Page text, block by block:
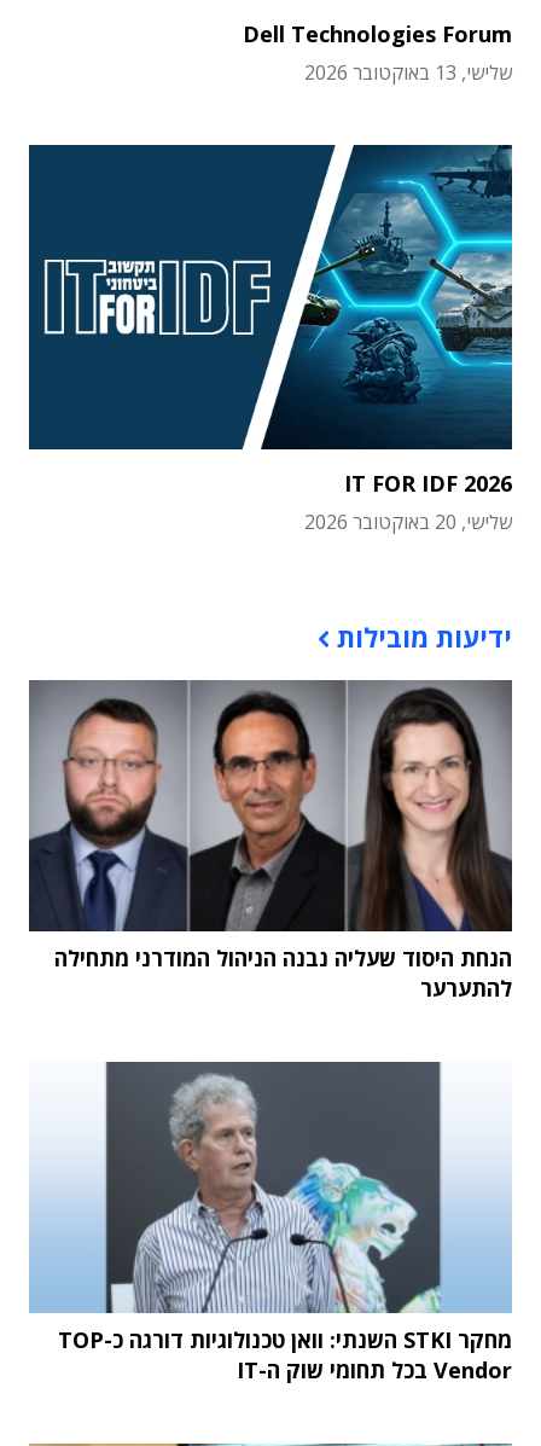
Dell Technologies Forum
שלישי, 13 באוקטובר 2026
IT FOR IDF 2026
שלישי, 20 באוקטובר 2026
ידיעות מובילות
הנחת היסוד שעליה נבנה הניהול המודרני מתחילה
להתערער
מחקר STKI השנתי: וואן טכנולוגיות דורגה כ-TOP
Vendor בכל תחומי שוק ה-IT